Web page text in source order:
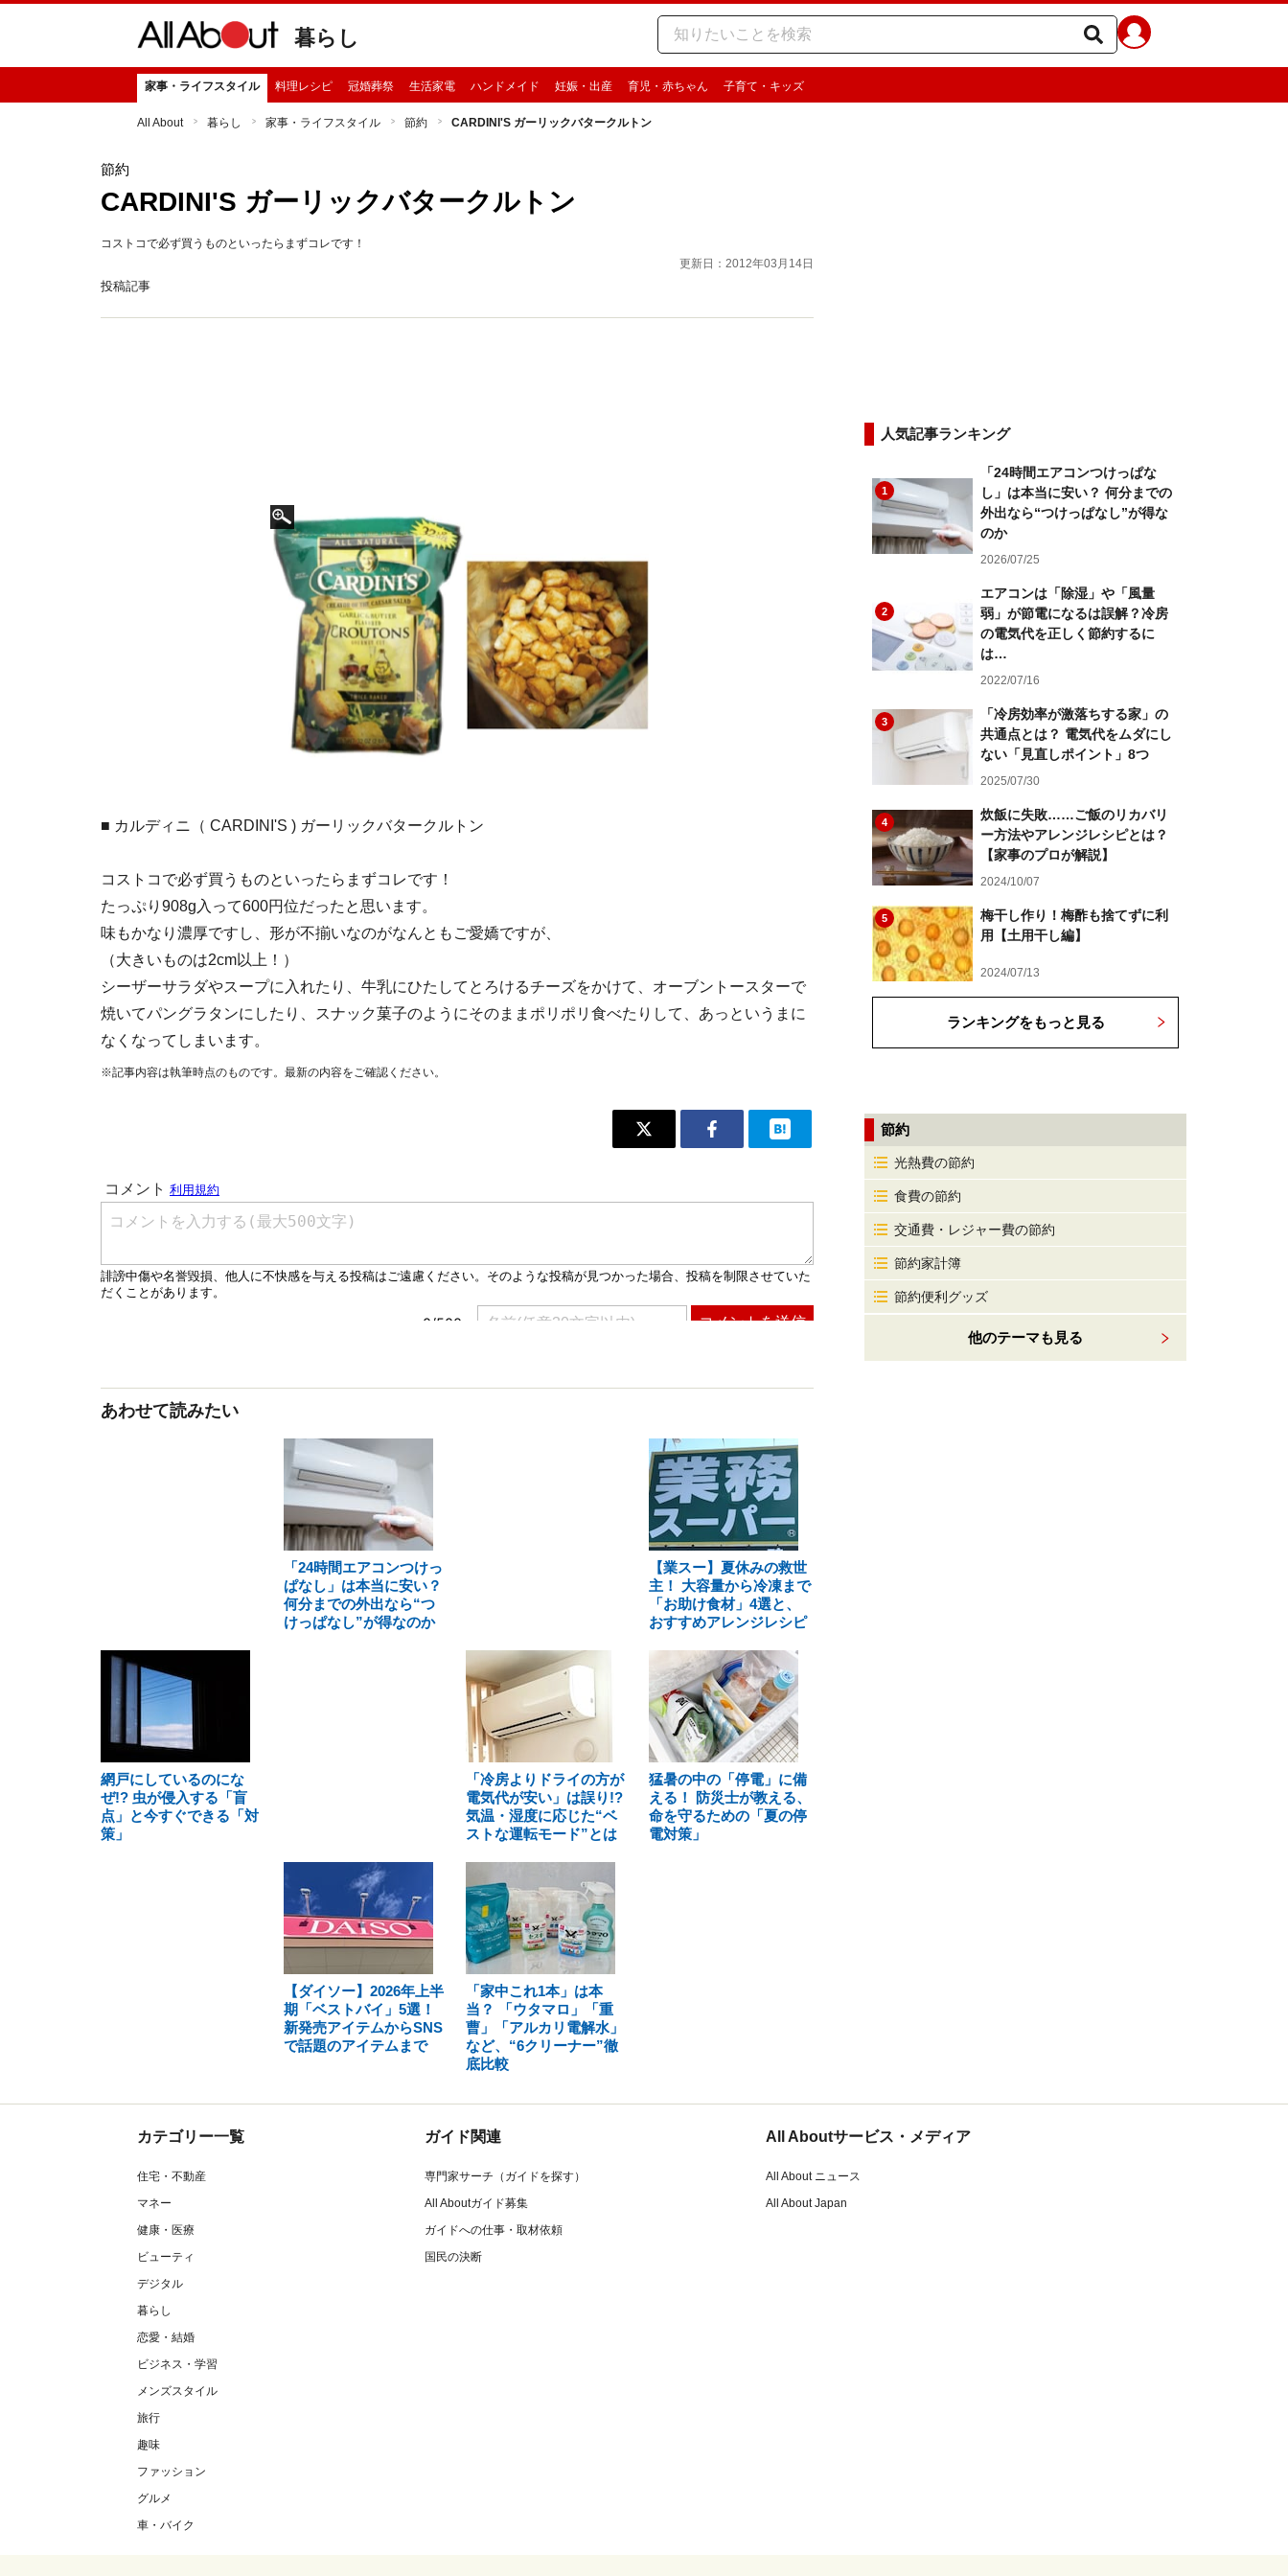
暮らし
家事・ライフスタイル 料理レシピ 冠婚葬祭 生活家電 ハンドメイド 妊娠・出産 育児・赤ちゃん 子育て・キッズ
All About 暮らし 家事・ライフスタイル 節約 CARDINI'S ガーリックバタークルトン
節約
CARDINI'S ガーリックバタークルトン
コストコで必ず買うものといったらまずコレです！
更新日：2012年03月14日
投稿記事
■ カルディニ（ CARDINI'S ) ガーリックバタークルトン
コストコで必ず買うものといったらまずコレです！
たっぷり908g入って600円位だったと思います。
味もかなり濃厚ですし、形が不揃いなのがなんともご愛嬌ですが、
（大きいものは2cm以上！）
シーザーサラダやスープに入れたり、牛乳にひたしてとろけるチーズをかけて、オーブントースターで
焼いてパングラタンにしたり、スナック菓子のようにそのままポリポリ食べたりして、あっというまに
なくなってしまいます。
※記事内容は執筆時点のものです。最新の内容をご確認ください。
あわせて読みたい
「24時間エアコンつけっ
ぱなし」は本当に安い？
何分までの外出なら“つ
けっぱなし”が得なのか
【業スー】夏休みの救世
主！ 大容量から冷凍まで
「お助け食材」4選と、
おすすめアレンジレシピ
網戸にしているのにな
ぜ!? 虫が侵入する「盲
点」と今すぐできる「対
策」
「冷房よりドライの方が
電気代が安い」は誤り!?
気温・湿度に応じた“ベ
ストな運転モード”とは
猛暑の中の「停電」に備
える！ 防災士が教える、
命を守るための「夏の停
電対策」
【ダイソー】2026年上半
期「ベストバイ」5選！
新発売アイテムからSNS
で話題のアイテムまで
「家中これ1本」は本
当？ 「ウタマロ」「重
曹」「アルカリ電解水」
など、“6クリーナー”徹
底比較
人気記事ランキング
1
「24時間エアコンつけっぱな
し」は本当に安い？ 何分までの
外出なら“つけっぱなし”が得な
のか
2026/07/25
2
エアコンは「除湿」や「風量
弱」が節電になるは誤解？冷房
の電気代を正しく節約するに
は…
2022/07/16
3
「冷房効率が激落ちする家」の
共通点とは？ 電気代をムダにし
ない「見直しポイント」8つ
2025/07/30
4
炊飯に失敗……ご飯のリカバリ
ー方法やアレンジレシピとは？
【家事のプロが解説】
2024/10/07
5
梅干し作り！梅酢も捨てずに利
用【土用干し編】
2024/07/13
ランキングをもっと見る
節約
光熱費の節約
食費の節約
交通費・レジャー費の節約
節約家計簿
節約便利グッズ
他のテーマも見る
カテゴリー一覧
住宅・不動産
マネー
健康・医療
ビューティ
デジタル
暮らし
恋愛・結婚
ビジネス・学習
メンズスタイル
旅行
趣味
ファッション
グルメ
車・バイク
ガイド関連
専門家サーチ（ガイドを探す）
All Aboutガイド募集
ガイドへの仕事・取材依頼
国民の決断
All Aboutサービス・メディア
All About ニュース
All About Japan